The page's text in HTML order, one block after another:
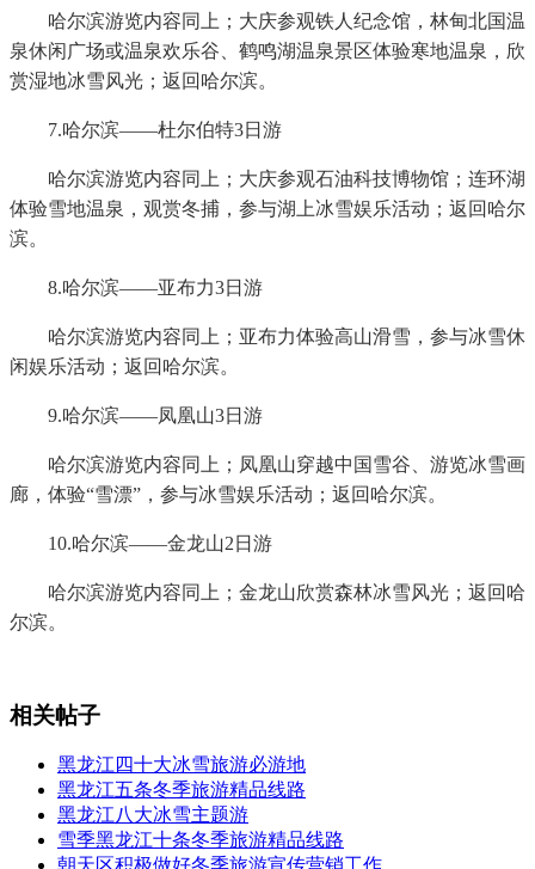
哈尔滨游览内容同上；大庆参观铁人纪念馆，林甸北国温
泉休闲广场或温泉欢乐谷、鹤鸣湖温泉景区体验寒地温泉，欣
赏湿地冰雪风光；返回哈尔滨。
7.哈尔滨——杜尔伯特3日游
哈尔滨游览内容同上；大庆参观石油科技博物馆；连环湖
体验雪地温泉，观赏冬捕，参与湖上冰雪娱乐活动；返回哈尔
滨。
8.哈尔滨——亚布力3日游
哈尔滨游览内容同上；亚布力体验高山滑雪，参与冰雪休
闲娱乐活动；返回哈尔滨。
9.哈尔滨——凤凰山3日游
哈尔滨游览内容同上；凤凰山穿越中国雪谷、游览冰雪画
廊，体验“雪漂”，参与冰雪娱乐活动；返回哈尔滨。
10.哈尔滨——金龙山2日游
哈尔滨游览内容同上；金龙山欣赏森林冰雪风光；返回哈
尔滨。
相关帖子
黑龙江四十大冰雪旅游必游地
黑龙江五条冬季旅游精品线路
黑龙江八大冰雪主题游
雪季黑龙江十条冬季旅游精品线路